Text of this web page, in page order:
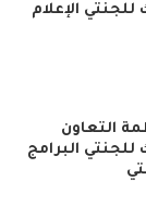
الإعلام
التعاون
للجنتي البرامج